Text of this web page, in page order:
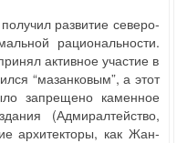
развитие северо-
рациональности.
активное участие в
“мазанковым”, а этот
запрещено каменное
(Адмиралтейство,
архитекторы, как Жан-